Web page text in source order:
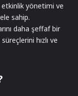
etkinlik yönetimi ve
sahip.
daha şeffaf bir
hızlı ve